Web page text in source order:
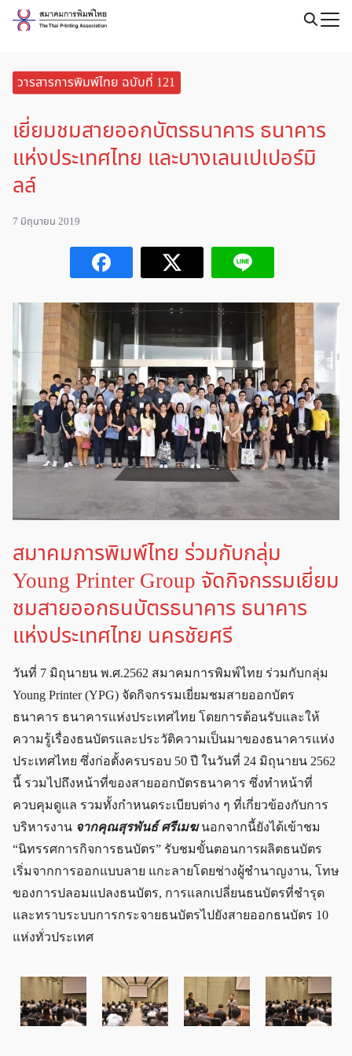
Skip
วารสารการพิมพ์ไทย ฉบับที่ 121
เยี่ยมชมสายออกบัตรธนาคาร ธนาคาร
แห่งประเทศไทย และบางเลนเปเปอร์มิ
ลล์
7 มิถุนายน 2019
สมาคมการพิมพ์ไทย ร่วมกับกลุ่ม
Young Printer Group จัดกิจกรรมเยี่ยม
ชมสายออกธนบัตรธนาคาร ธนาคาร
แห่งประเทศไทย นครชัยศรี
วันที่ 7 มิถุนายน พ.ศ.2562 สมาคมการพิมพ์ไทย ร่วมกับกลุ่ม
Young Printer (YPG) จัดกิจกรรมเยี่ยมชมสายออกบัตร
ธนาคาร ธนาคารแห่งประเทศไทย โดยการต้อนรับและให้
ความรู้เรื่องธนบัตรและประวัติความเป็นมาของธนาคารแห่ง
ประเทศไทย ซึ่งก่อตั้งครบรอบ 50 ปี ในวันที่ 24 มิถุนายน 2562
นี้ รวมไปถึงหน้าที่ของสายออกบัตรธนาคาร ซึ่งทำหน้าที่
ควบคุมดูแล รวมทั้งกำหนดระเบียบต่าง ๆ ที่เกี่ยวข้องกับการ
บริหารงาน จากคุณสุรพันธ์ ศรีเมฆนอกจากนี้ยังได้เข้าชม
“นิทรรศการกิจการธนบัตร” รับชมขั้นตอนการผลิตธนบัตร
เริ่มจากการออกแบบลาย แกะลายโดยช่างผู้ชำนาญงาน, โทษ
ของการปลอมแปลงธนบัตร, การแลกเปลี่ยนธนบัตรที่ชำรุด
และทราบระบบการกระจายธนบัตรไปยังสายออกธนบัตร 10
แห่งทั่วประเทศ